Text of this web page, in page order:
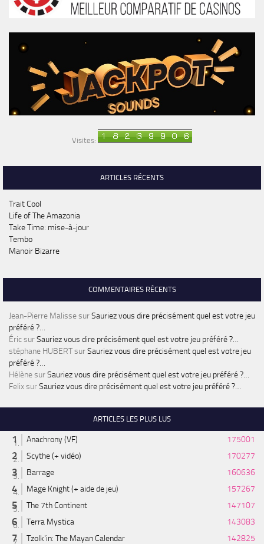
Visites:
ARTICLES RÉCENTS
Trait Cool
Life of The Amazonia
Take Time: mise-à-jour
Tembo
Manoir Bizarre
COMMENTAIRES RÉCENTS
Jean-Pierre MalissesurSauriez vous dire précisément quel est votre jeu
préféré ?…
ÉricsurSauriez vous dire précisément quel est votre jeu préféré ?…
stéphane HUBERTsurSauriez vous dire précisément quel est votre jeu
préféré ?…
HélènesurSauriez vous dire précisément quel est votre jeu préféré ?…
FelixsurSauriez vous dire précisément quel est votre jeu préféré ?…
ARTICLES LES PLUS LUS
Anachrony (VF)
175001
Scythe (+ vidéo)
170277
Barrage
160636
Mage Knight (+ aide de jeu)
157267
The 7th Continent
147107
Terra Mystica
143083
Tzolk'in: The Mayan Calendar
142825